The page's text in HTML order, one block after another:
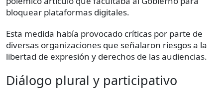
bloquear plataformas digitales.
Esta medida había provocado críticas por parte de
diversas organizaciones que señalaron riesgos a la
libertad de expresión y derechos de las audiencias.
Diálogo plural y participativo